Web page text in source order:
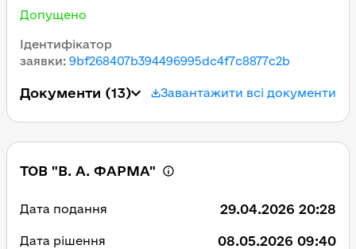
Допущено
Ідентифікатор
заявки: 9bf268407b394496995dc4f7c8877c2b
Документи (13) Завантажити всі документи
ТОВ "В. А. ФАРМА"
Дата подання 29.04.2026 20:28
Дата рішення 08.05.2026 09:40